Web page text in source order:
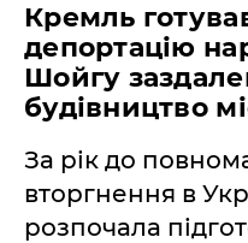
Кремль
депортацію
Шойгу
будівництво
За рік до
вторгнення в
розпочала